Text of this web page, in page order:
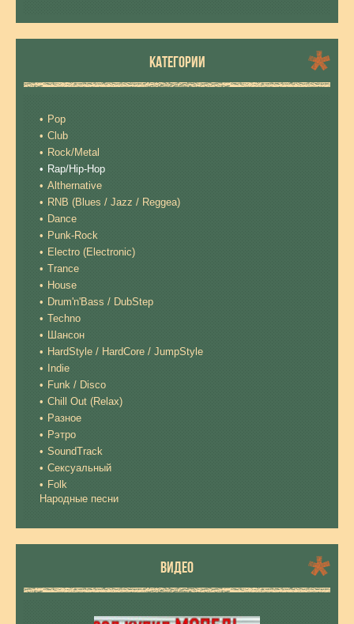
КАТЕГОРИИ
Pop
Club
Rock/Metal
Rap/Hip-Hop
Althernative
RNB (Blues / Jazz / Reggea)
Dance
Punk-Rock
Electro (Electronic)
Trance
House
Drum'n'Bass / DubStep
Techno
Шансон
HardStyle / HardCore / JumpStyle
Indie
Funk / Disco
Chill Out (Relax)
Разное
Рэтро
SoundTrack
Сексуальный
Folk
Народные песни
ВИДЕО